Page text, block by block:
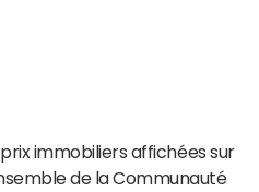
immobiliers affichées sur
de la Communauté